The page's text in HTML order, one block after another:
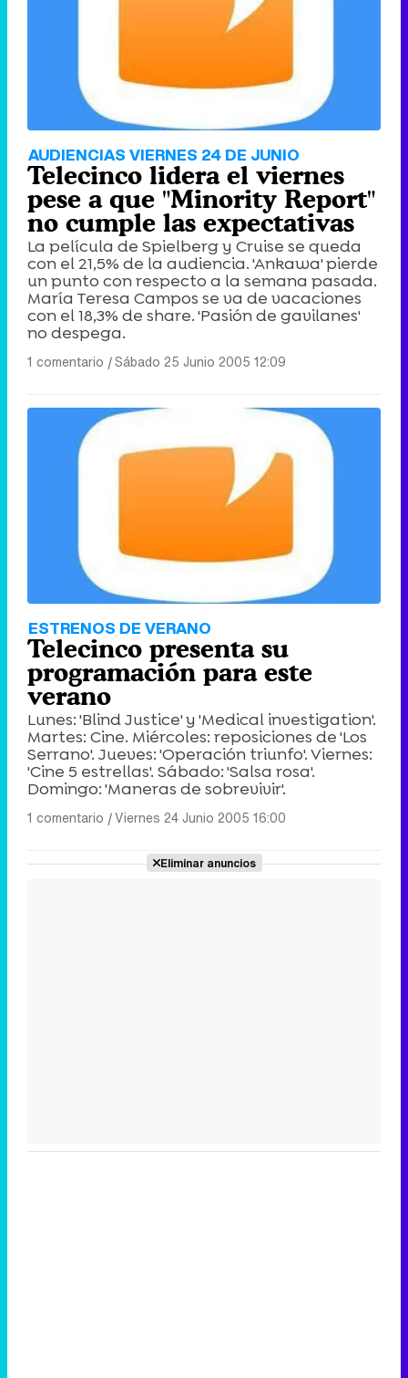
AUDIENCIAS VIERNES 24 DE JUNIO
Telecinco lidera el viernes
pese a que "Minority Report"
no cumple las expectativas
La película de Spielberg y Cruise se queda
con el 21,5% de la audiencia. 'Ankawa' pierde
un punto con respecto a la semana pasada.
María Teresa Campos se va de vacaciones
con el 18,3% de share. 'Pasión de gavilanes'
no despega.
1 comentario |Sábado 25 Junio 2005 12:09
ESTRENOS DE VERANO
Telecinco presenta su
programación para este
verano
Lunes: 'Blind Justice' y 'Medical investigation'.
Martes: Cine. Miércoles: reposiciones de 'Los
Serrano'. Jueves: 'Operación triunfo'. Viernes:
'Cine 5 estrellas'. Sábado: 'Salsa rosa'.
Domingo: 'Maneras de sobrevivir'.
1 comentario |Viernes 24 Junio 2005 16:00
Eliminar anuncios